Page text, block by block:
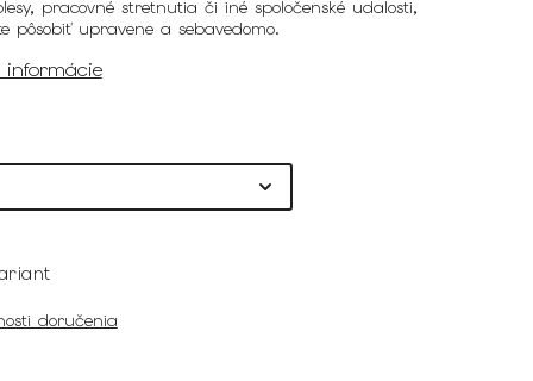
pracovné stretnutia či iné spoločenské udalosti,
pôsobiť upravene a sebavedomo.
informácie
doručenia